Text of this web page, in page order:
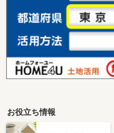
お役立ち情報